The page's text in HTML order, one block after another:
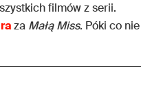
filmów z serii.
za Małą Miss. Póki co nie